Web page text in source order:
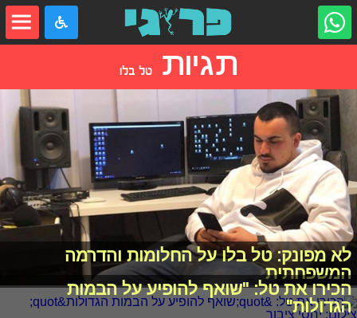
תגיותטל בלו
לא מפונק: טל בלו על החלומות והדרמה
המשפחתית
הכירו את טל: "שואף להופיע על הבמות
הגדולות"